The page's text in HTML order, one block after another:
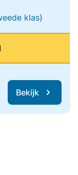
klas)
Bekijk